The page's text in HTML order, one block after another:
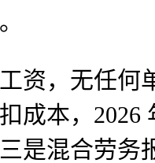
资，无任何
成本，2026
是混合劳务